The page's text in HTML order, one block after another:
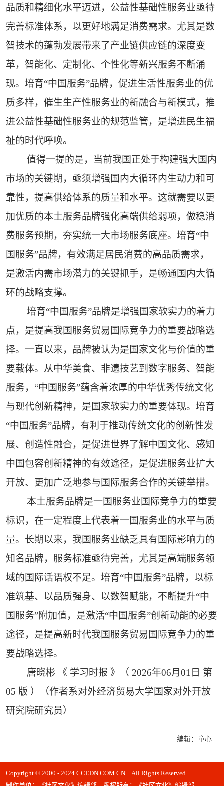
品质和精细化水平迈进，公益性基础性服务业亟待
完善标准体系，以更好地满足消费需求。尤其是数
智技术的蓬勃发展带来了产业链供应链的深度变
革，智能化、定制化、个性化等新兴服务不断涌
现。培育“中国服务”品牌，促进生活性服务业的优
质多样，催生生产性服务业的新融合与新模式，推
进公益性基础性服务业的规范监管，是增进民生福
祉的时代呼唤。
值得一提的是，当前我国正处于构建强大国内
市场的关键期，亟须增强国内大循环内生动力和可
靠性，提高供给体系的质量和水平。这就需要以更
加优质的本土服务品牌强化高端供给弱项，做稳消
费服务预期，夯实统一大市场服务底座。培育“中
国服务”品牌，有效满足居民消费的高品质需求，
是激活内需市场潜力的关键抓手，是畅通国内大循
环的战略支撑。
培育“中国服务”品牌是增强国家软实力的着力
点，是提高我国服务贸易国际竞争力的重要战略选
择。一直以来，品牌被认为是国家文化与价值的重
要载体。从中华美食、非遗技艺到数字服务、智能
服务，“中国服务”蕴含着浓厚的中华优秀传统文化
与现代创新精神，是国家软实力的重要体现。培育
“中国服务”品牌，有利于推动传统文化的创新性发
展、创造性融合，是促进世界了解中国文化、感知
中国包容创新精神的有效途径，是促进服务业扩大
开放、更加广泛地参与国际服务合作的关键举措。
本土服务品牌是一国服务业国际竞争力的重要
标识，在一定程度上代表着一国服务业的水平与质
量。长期以来，我国服务业缺乏具有国际影响力的
知名品牌，服务标准亟待完善，尤其是高端服务领
域的国际话语权不足。培育“中国服务”品牌，以标
准筑基、以品质强身、以数智赋能，不断提升“中
国服务”附加值，是激活“中国服务”创新动能的必要
途径，是提高新时代我国服务贸易国际竞争力的重
要战略选择。
唐晓彬 《 学习时报 》（ 2026年06月01日 第
05 版 ）（作者系对外经济贸易大学国家对外开放
研究院研究员）
编辑：童心
Copyright © 2000 - 2024 CCEDN.COM.CN All Rights Reserved.